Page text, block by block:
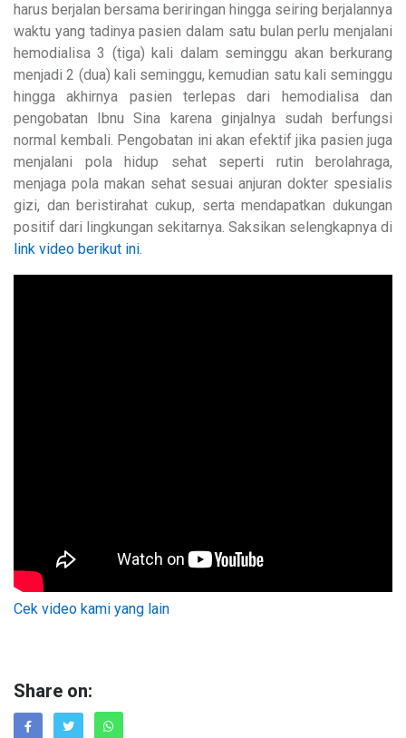
harus berjalan bersama beriringan hingga seiring berjalannya
waktu yang tadinya pasien dalam satu bulan perlu menjalani
hemodialisa 3 (tiga) kali dalam seminggu akan berkurang
menjadi 2 (dua) kali seminggu, kemudian satu kali seminggu
hingga akhirnya pasien terlepas dari hemodialisa dan
pengobatan Ibnu Sina karena ginjalnya sudah berfungsi
normal kembali. Pengobatan ini akan efektif jika pasien juga
menjalani pola hidup sehat seperti rutin berolahraga,
menjaga pola makan sehat sesuai anjuran dokter spesialis
gizi, dan beristirahat cukup, serta mendapatkan dukungan
positif dari lingkungan sekitarnya. Saksikan selengkapnya di
link video berikut ini.
Cek video kami yang lain
Share on: